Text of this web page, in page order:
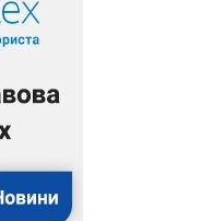
корисні
влади